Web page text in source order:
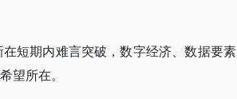
短期内难言突破，数字经济、数据要素
望所在。